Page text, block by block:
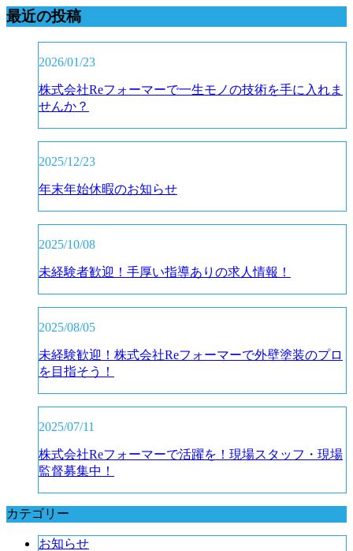
最近の投稿
2026/01/23
株式会社Reフォーマーで一生モノの技術を手に入れま
せんか？
2025/12/23
年末年始休暇のお知らせ
2025/10/08
未経験者歓迎！手厚い指導ありの求人情報！
2025/08/05
未経験歓迎！株式会社Reフォーマーで外壁塗装のプロ
を目指そう！
2025/07/11
株式会社Reフォーマーで活躍を！現場スタッフ・現場
監督募集中！
カテゴリー
お知らせ